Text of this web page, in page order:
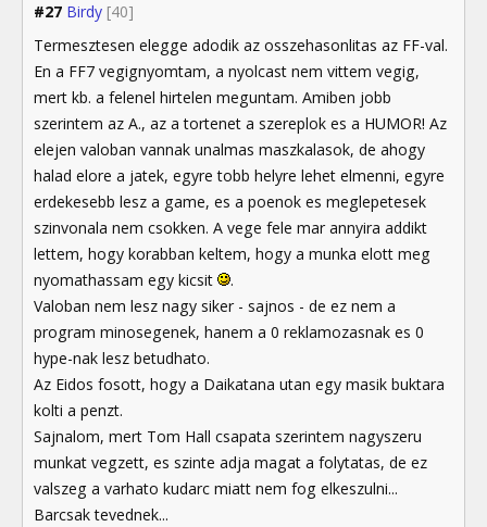
#27 Birdy [40]
Termesztesen elegge adodik az osszehasonlitas az FF-val.
En a FF7 vegignyomtam, a nyolcast nem vittem vegig,
mert kb. a felenel hirtelen meguntam. Amiben jobb
szerintem az A., az a tortenet a szereplok es a HUMOR! Az
elejen valoban vannak unalmas maszkalasok, de ahogy
halad elore a jatek, egyre tobb helyre lehet elmenni, egyre
erdekesebb lesz a game, es a poenok es meglepetesek
szinvonala nem csokken. A vege fele mar annyira addikt
lettem, hogy korabban keltem, hogy a munka elott meg
nyomathassam egy kicsit
.
Valoban nem lesz nagy siker - sajnos - de ez nem a
program minosegenek, hanem a 0 reklamozasnak es 0
hype-nak lesz betudhato.
Az Eidos fosott, hogy a Daikatana utan egy masik buktara
kolti a penzt.
Sajnalom, mert Tom Hall csapata szerintem nagyszeru
munkat vegzett, es szinte adja magat a folytatas, de ez
valszeg a varhato kudarc miatt nem fog elkeszulni...
Barcsak tevednek...